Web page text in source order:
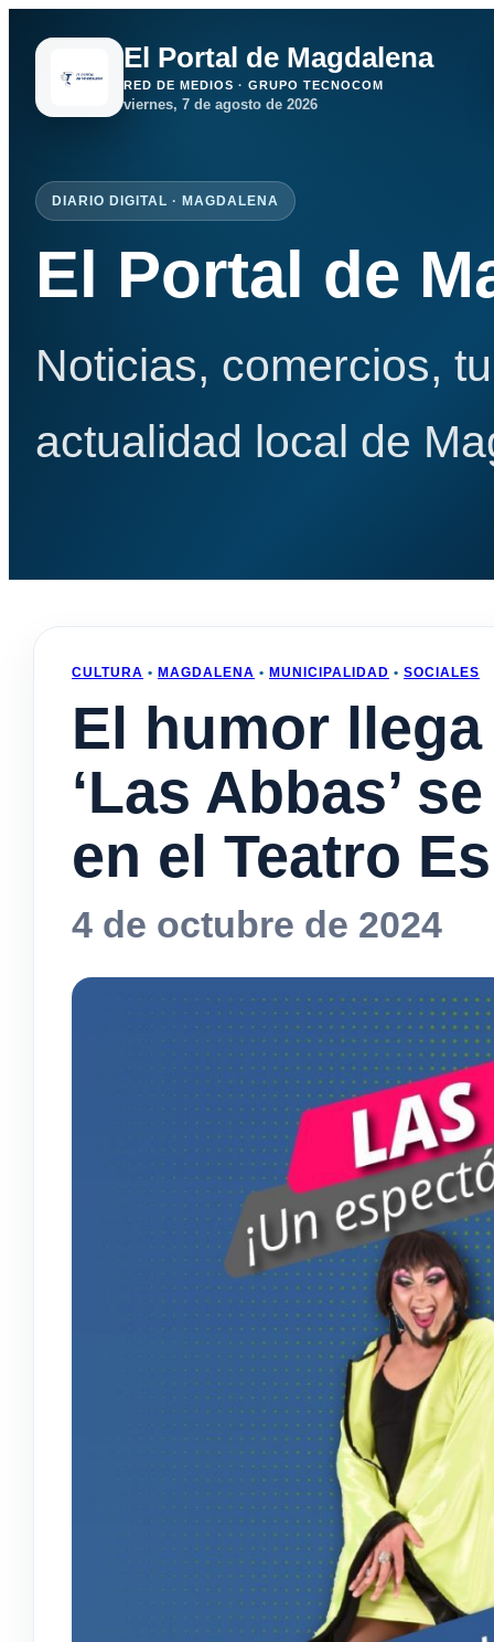
El Portal de Magdalena
RED DE MEDIOS · GRUPO TECNOCOM
viernes, 7 de agosto de 2026
DIARIO DIGITAL · MAGDALENA
El Portal de
Noticias, comercios,
actualidad local de
CULTURA • MAGDALENA • MUNICIPALIDAD • SOCIALES
El humor
‘Las Abbas’
en el Teatro
4 de octubre de 2024